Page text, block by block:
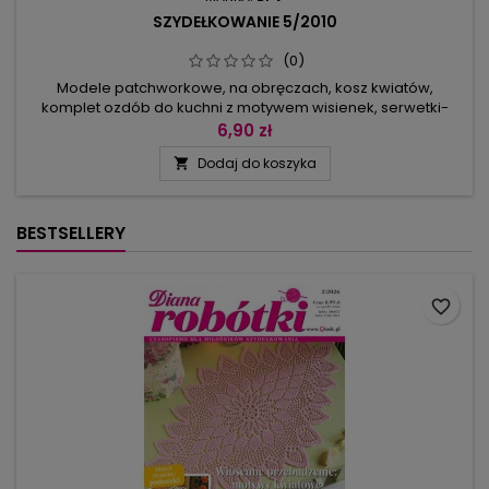
SZYDEŁKOWANIE 5/2010
(0)
Modele patchworkowe, na obręczach, kosz kwiatów,
komplet ozdób do kuchni z motywem wisienek, serwetki-
podkładki w jesienne owoce: gruszka, śliwka i jabłko, obrusy
naszywanymi kwiatami, bieżniki, koronki do chusteczek,
6,90 zł
 Dodaj do koszyka
BESTSELLERY
favorite_border